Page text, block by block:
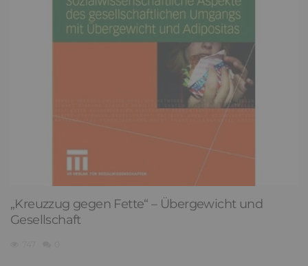
„Kreuzzug gegen Fette“ – Übergewicht und
Gesellschaft